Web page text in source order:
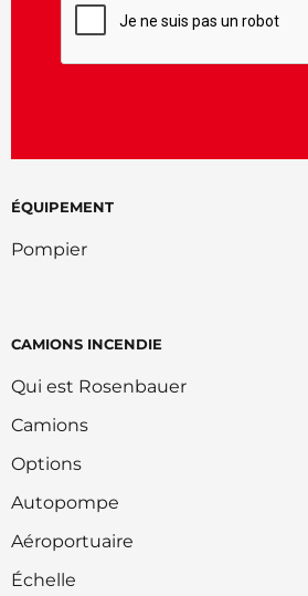
ÉQUIPEMENT
Pompier
CAMIONS INCENDIE
Qui est Rosenbauer
Camions
Options
Autopompe
Aéroportuaire
Échelle